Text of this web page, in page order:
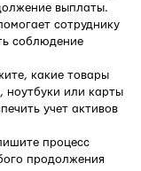
выплаты.
сотруднику
соблюдение
какие товары
ноутбуки или карты
учет активов
процесс
продолжения